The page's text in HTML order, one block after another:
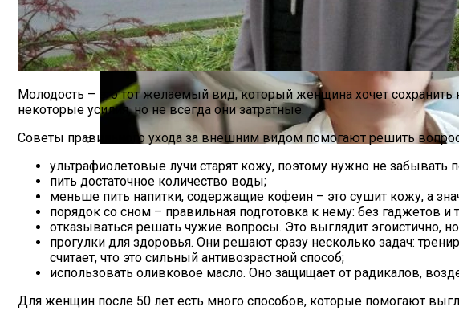
Лунный Календарь Окрашивания Волос На Октябрь
Молодость – это тот желаемый вид, который женщина хочет
некоторые усилия, но не всегда они затратные.
Советы правильного ухода за внешним видом помогают решить
ультрафиолетовые лучи старят кожу, поэтому нужно не
пить достаточное количество воды;
меньше пить напитки, содержащие кофеин – это сушит кожу, а
порядок со сном – правильная подготовка к нему: без гаджетов и
отказываться решать чужие вопросы. Это выглядит эгоистично,
прогулки для здоровья. Они решают сразу несколько задач:
считает, что это сильный антивозрастной способ;
использовать оливковое масло. Оно защищает от радикалов,
Для женщин после 50 лет есть много способов, которые помогают